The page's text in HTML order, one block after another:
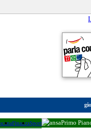
FinanzaSport Primo